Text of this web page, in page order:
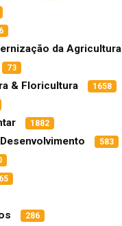
da Agricultura
73
& Floricultura 1658
1882
583
286